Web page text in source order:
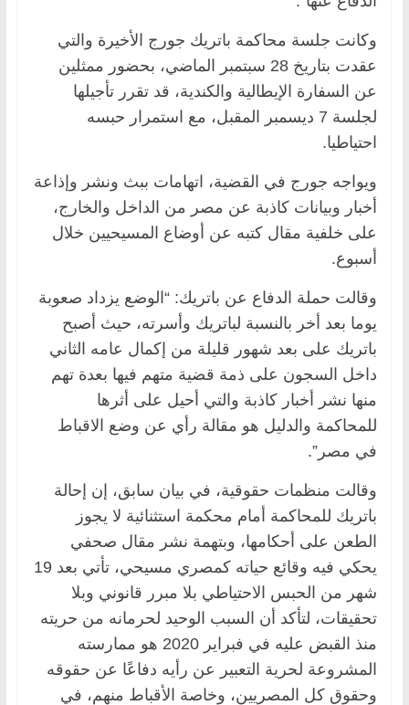
وكانت جلسة محاكمة باتريك جورج الأخيرة والتي
عقدت بتاريخ 28 سبتمبر الماضي، بحضور ممثلين
عن السفارة الإيطالية والكندية، قد تقرر تأجيلها
لجلسة 7 ديسمبر المقبل، مع استمرار حبسه
احتياطيا.
ويواجه جورج في القضية، اتهامات ببث ونشر وإذاعة
أخبار وبيانات كاذبة عن مصر من الداخل والخارج،
على خلفية مقال كتبه عن أوضاع المسيحيين خلال
أسبوع.
وقالت حملة الدفاع عن باتريك: “الوضع يزداد صعوبة
يوما بعد أخر بالنسبة لباتريك وأسرته، حيث أصبح
باتريك على بعد شهور قليلة من إكمال عامه الثاني
داخل السجون على ذمة قضية متهم فيها بعدة تهم
منها نشر أخبار كاذبة والتي أحيل على أثرها
للمحاكمة والدليل هو مقالة رأي عن وضع الاقباط
في مصر”.
وقالت منظمات حقوقية، في بيان سابق، إن إحالة
باتريك للمحاكمة أمام محكمة استثنائية لا يجوز
الطعن على أحكامها، وبتهمة نشر مقال صحفي
يحكي فيه وقائع حياته كمصري مسيحي، تأتي بعد 19
شهر من الحبس الاحتياطي بلا مبرر قانوني وبلا
تحقيقات، لتأكد أن السبب الوحيد لحرمانه من حريته
منذ القبض عليه في فبراير 2020 هو ممارسته
المشروعة لحرية التعبير عن رأيه دفاعًا عن حقوقه
وحقوق كل المصريين، وخاصة الأقباط منهم، في